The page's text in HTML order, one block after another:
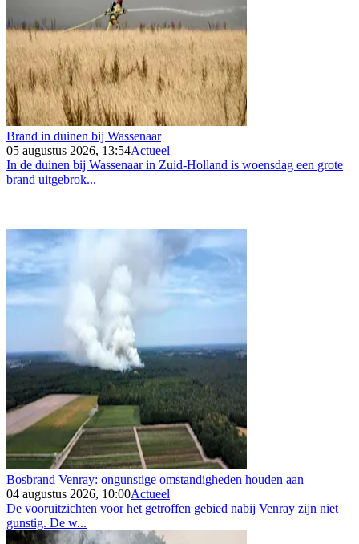
Brand in duinen bij Wassenaar
05 augustus 2026, 13:54Actueel
In de duinen bij Wassenaar in Zuid-Holland is woensdag een grote
brand uitgebrok...
Bosbrand Venray: ongunstige omstandigheden houden aan
04 augustus 2026, 10:00Actueel
De vooruitzichten voor het getroffen gebied nabij Venray zijn niet
gunstig. De w...